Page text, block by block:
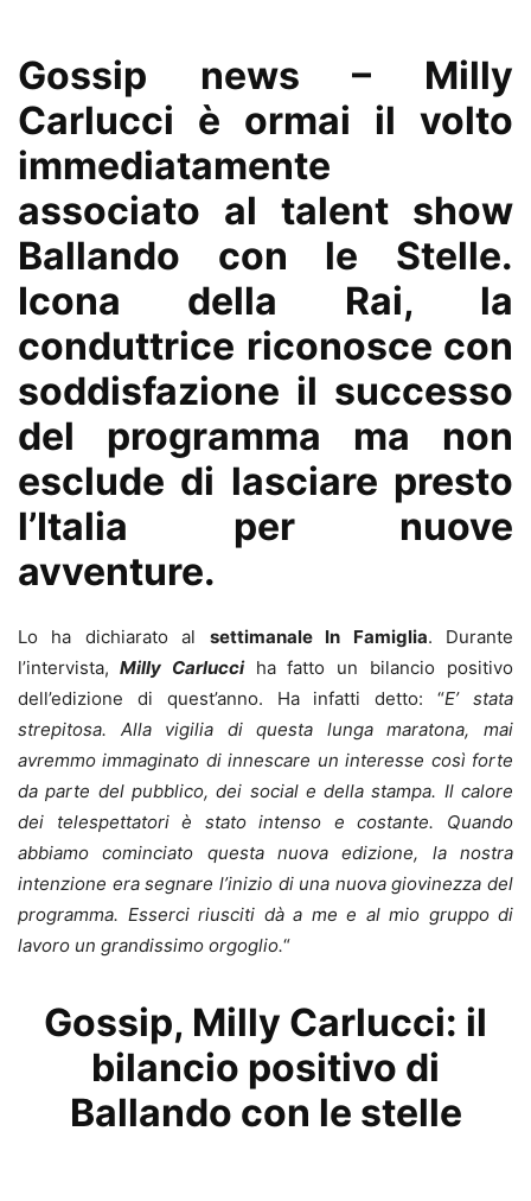
Gossip news – Milly
Carlucci è ormai il volto
immediatamente
associato al talent show
Ballando con le Stelle.
Icona della Rai, la
conduttrice riconosce con
soddisfazione il successo
del programma ma non
esclude di lasciare presto
l’Italia per nuove
avventure.
Lo ha dichiarato al settimanale In Famiglia. Durante
l’intervista, Milly Carlucciha fatto un bilancio positivo
dell’edizione di quest’anno. Ha infatti detto: “E’ stata
strepitosa. Alla vigilia di questa lunga maratona, mai
avremmo immaginato di innescare un interesse così forte
da parte del pubblico, dei social e della stampa. Il calore
dei telespettatori è stato intenso e costante. Quando
abbiamo cominciato questa nuova edizione, la nostra
intenzione era segnare l’inizio di una nuova giovinezza del
programma. Esserci riusciti dà a me e al mio gruppo di
lavoro un grandissimo orgoglio.“
Gossip, Milly Carlucci: il
bilancio positivo di
Ballando con le stelle